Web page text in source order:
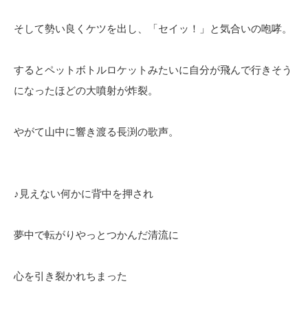
そして勢い良くケツを出し、「セイッ！」と気合いの咆哮。
するとペットボトルロケットみたいに自分が飛んで行きそう
になったほどの大噴射が炸裂。
やがて山中に響き渡る長渕の歌声。
♪見えない何かに背中を押され
夢中で転がりやっとつかんだ清流に
心を引き裂かれちまった